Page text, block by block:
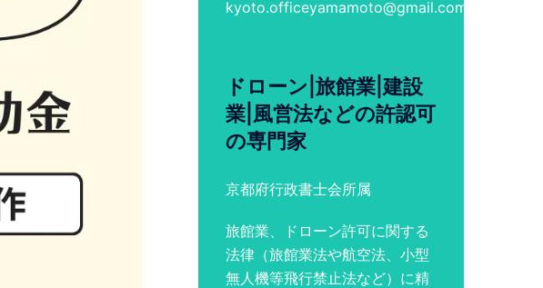
kyoto.officeyamamoto@gmail.com
ドローン|旅館業|建設
業|風営法などの許認可
の専門家
京都府行政書士会所属
旅館業、ドローン許可に関する
法律（旅館業法や航空法、小型
無人機等飛行禁止法など）に精